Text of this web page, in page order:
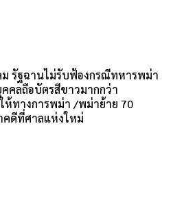
รัฐฉานไม่รับฟ้องกรณีทหารพม่า
คลถือบัตรสีขาวมากกว่า
ห้ทางการพม่า /พม่าย้าย 70
ดีที่ศาลแห่งใหม่